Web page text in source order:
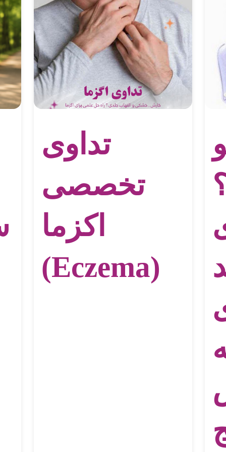
تداوی
تخصصی
اکزما
(Eczema)